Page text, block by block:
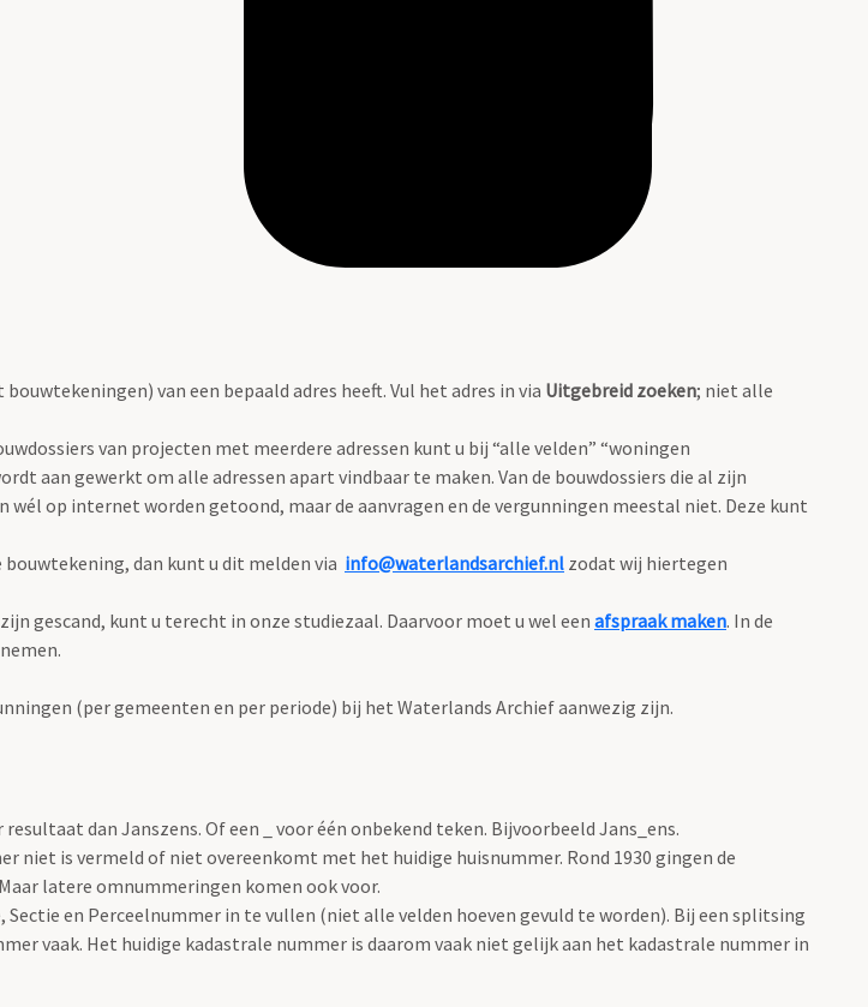
van een bepaald adres heeft. Vul het adres in via Uitgebreid zoeken; niet alle
van projecten met meerdere adressen kunt u bij “alle velden” “woningen
aan gewerkt om alle adressen apart vindbaar te maken. Van de bouwdossiers die al zijn
op internet worden getoond, maar de aanvragen en de vergunningen meestal niet. Deze kunt
dan kunt u dit melden via info@waterlandsarchief.nl zodat wij hiertegen
gescand, kunt u terecht in onze studiezaal. Daarvoor moet u wel een afspraak maken. In de
(per gemeenten en per periode) bij het Waterlands Archief aanwezig zijn.
resultaat dan Janszens. Of een _ voor één onbekend teken. Bijvoorbeeld Jans_ens.
niet is vermeld of niet overeenkomt met het huidige huisnummer. Rond 1930 gingen de
latere omnummeringen komen ook voor.
en Perceelnummer in te vullen (niet alle velden hoeven gevuld te worden). Bij een splitsing
vaak. Het huidige kadastrale nummer is daarom vaak niet gelijk aan het kadastrale nummer in